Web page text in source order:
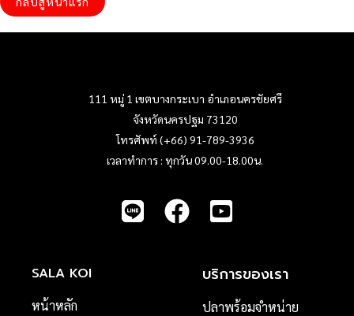
111 หมู่ 1 เขตบางกระเบา อำเภอนครชัยศรี
จังหวัดนครปฐม 73120
โทรศัพท์ (+66) 91-789-3936
เวลาทำการ : ทุกวัน 09.00-18.00น.
SALA KOI
หน้าหลัก
บริการของเรา
ปลาพร้อมจำหน่าย